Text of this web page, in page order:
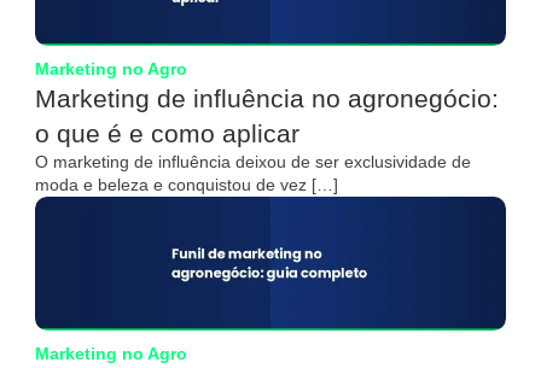
Marketing no Agro
Marketing de influência no agronegócio:
o que é e como aplicar
O marketing de influência deixou de ser exclusividade de
moda e beleza e conquistou de vez […]
Marketing no Agro